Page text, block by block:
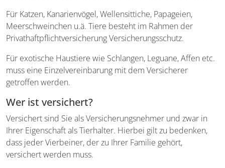
Für Katzen, Kanarienvögel, Wellensittiche, Papageien,
Meerschweinchen u.ä. Tiere besteht im Rahmen der
Privathaftpflichtversicherung Versicherungsschutz.
Für exotische Haustiere wie Schlangen, Leguane, Affen etc.
muss eine Einzelvereinbarung mit dem Versicherer
getroffen werden.
Wer ist versichert?
Versichert sind Sie als Versicherungsnehmer und zwar in
Ihrer Eigenschaft als Tierhalter. Hierbei gilt zu bedenken,
dass jeder Vierbeiner, der zu Ihrer Familie gehört,
versichert werden muss.